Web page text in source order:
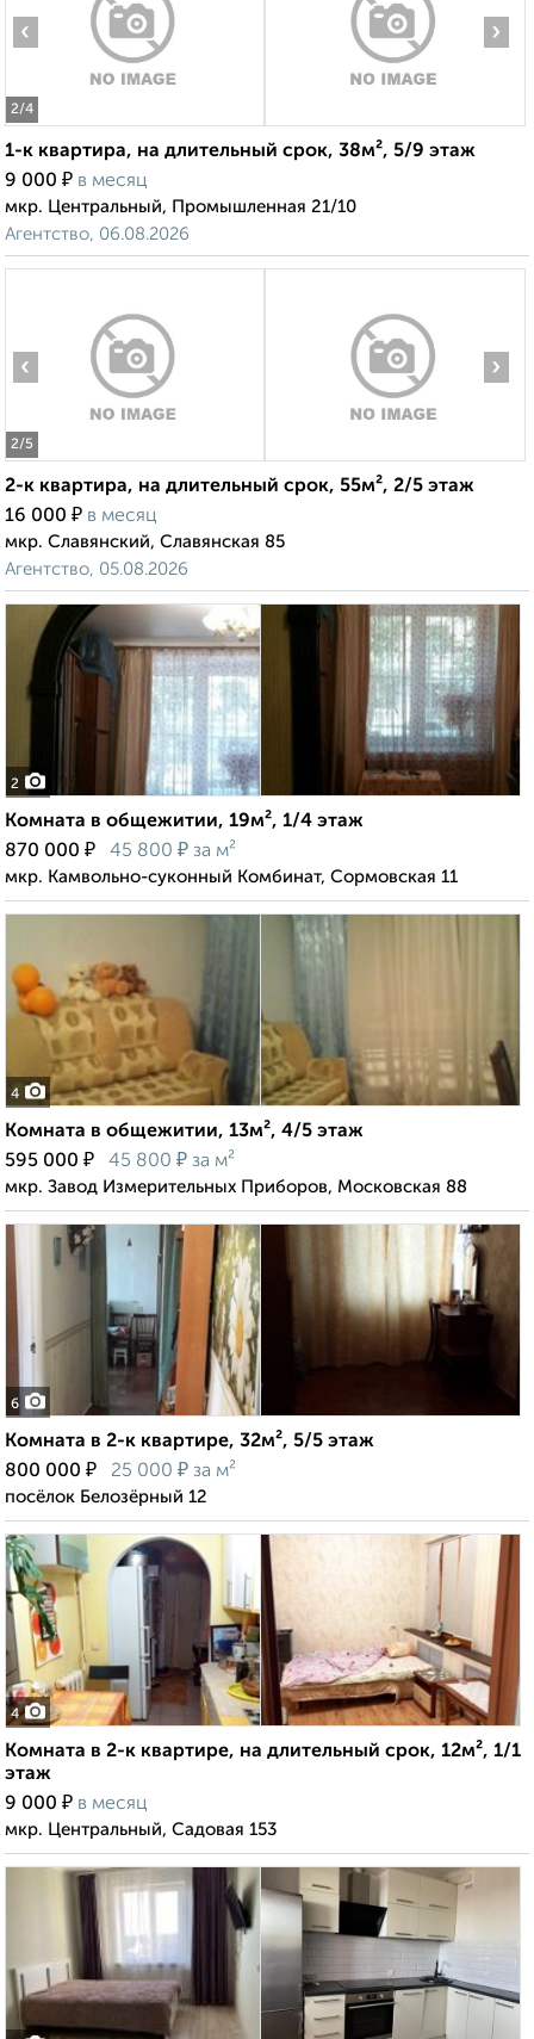
2/4
‹ ›
1-к квартира, на длительный срок, 38м², 5/9 этаж
9 000 ₽ в месяц
мкр. Центральный, Промышленная 21/10
Агентство, 06.08.2026
2/5
‹ ›
2-к квартира, на длительный срок, 55м², 2/5 этаж
16 000 ₽ в месяц
мкр. Славянский, Славянская 85
Агентство, 05.08.2026
2
Комната в общежитии, 19м², 1/4 этаж
870 000 ₽ 45 800 ₽ за м²
мкр. Камвольно-суконный Комбинат, Сормовская 11
4
Комната в общежитии, 13м², 4/5 этаж
595 000 ₽ 45 800 ₽ за м²
мкр. Завод Измерительных Приборов, Московская 88
6
Комната в 2-к квартире, 32м², 5/5 этаж
800 000 ₽ 25 000 ₽ за м²
посёлок Белозёрный 12
4
Комната в 2-к квартире, на длительный срок, 12м², 1/1
этаж
9 000 ₽ в месяц
мкр. Центральный, Садовая 153